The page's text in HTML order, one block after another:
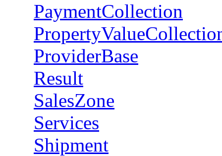
PaymentCollection
ProviderBase
Result
SalesZone
Services
Shipment